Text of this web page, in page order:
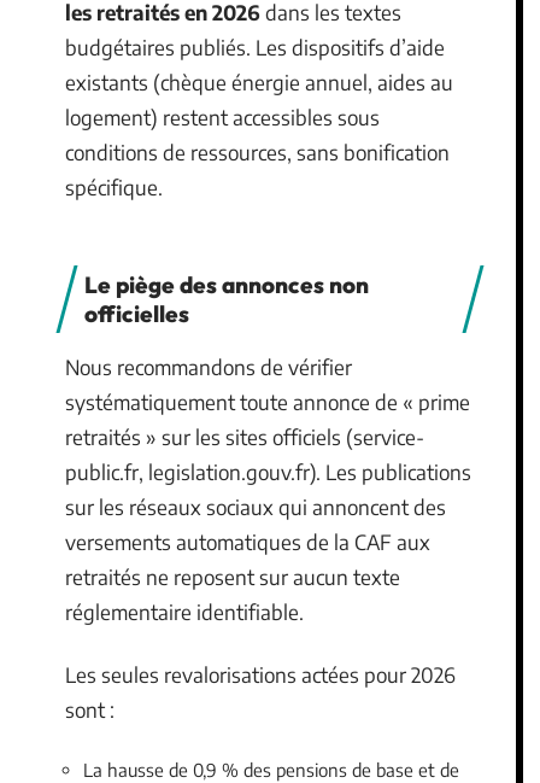
les retraités en 2026dans les textes
budgétaires publiés. Les dispositifs d’aide
existants (chèque énergie annuel, aides au
logement) restent accessibles sous
conditions de ressources, sans bonification
spécifique.
Le piège des annonces non
officielles
Nous recommandons de vérifier
systématiquement toute annonce de « prime
retraités » sur les sites officiels (service-
public.fr, legislation.gouv.fr). Les publications
sur les réseaux sociaux qui annoncent des
versements automatiques de la CAF aux
retraités ne reposent sur aucun texte
réglementaire identifiable.
Les seules revalorisations actées pour 2026
sont :
La hausse de 0,9 % des pensions de base et de